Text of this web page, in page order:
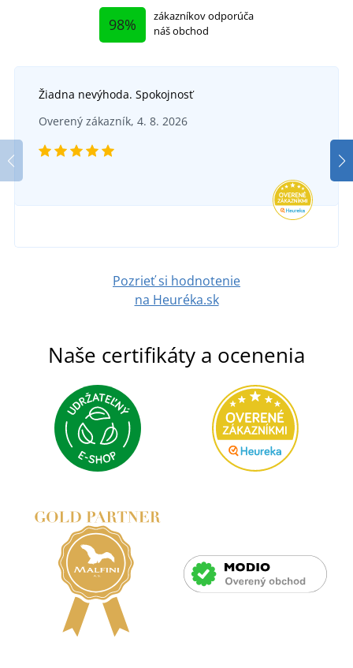
Pánske reflexné tričko s dlhým rukávom CXS
DETAIL
2,95 €
DETAIL
98%
zákazníkov odporúča
náš obchod
Žiadna nevýhoda. Spokojnosť
Overený zákazník, 4. 8. 2026
Pozrieť si hodnotenie
na Heuréka.sk
Naše certifikáty a ocenenia